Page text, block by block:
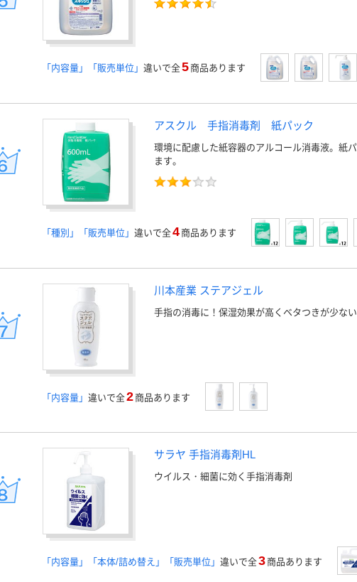
「内容量」「販売単位」 違いで全5 商品あります
アスクル 手指消毒剤 紙パック
環境に配慮した紙容器のアルコール消毒液。紙
ます。
「種別」「販売単位」 違いで全4 商品あります
川本産業 ステアジェル
手指の消毒に！保湿効果が高くベタつきが少ない
「内容量」 違いで全2 商品あります
サラヤ 手指消毒剤HL
ウイルス・細菌に効く手指消毒剤
「内容量」「本体/詰め替え」「販売単位」 違いで全3 商品あります